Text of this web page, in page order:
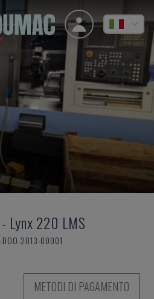
- Lynx 220 LMS
DOO-2013-00001
METODI DI PAGAMENTO